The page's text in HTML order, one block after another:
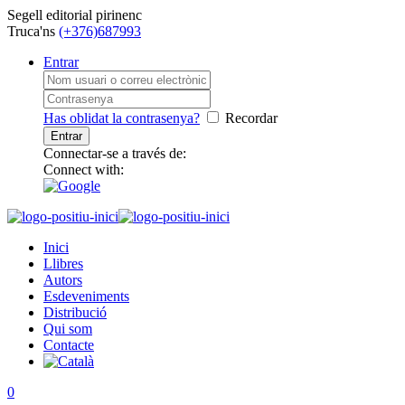
Segell editorial pirinenc
Truca'ns (+376)687993
Entrar
Has oblidat la contrasenya? Recordar
Connectar-se a través de:
Connect with:
Inici
Llibres
Autors
Esdeveniments
Distribució
Qui som
Contacte
0